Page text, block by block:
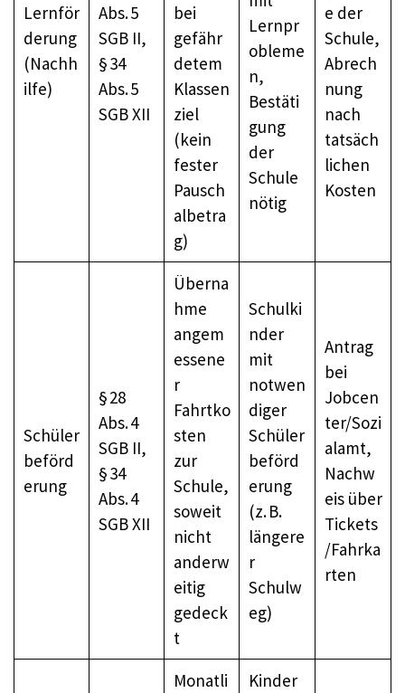
Lernför
derung
(Nachh
ilfe)
Abs. 5
SGB II,
§ 34
Abs. 5
SGB XII
bei
gefähr
detem
Klassen
ziel
(kein
fester
Pausch
albetra
g)
Lernpr
obleme
n,
Bestäti
gung
der
Schule
nötig
e der
Schule,
Abrech
nung
nach
tatsäch
lichen
Kosten
Schüler
beförd
erung
§ 28
Abs. 4
SGB II,
§ 34
Abs. 4
SGB XII
Überna
hme
angem
essene
r
Fahrtko
sten
zur
Schule,
soweit
nicht
anderw
eitig
gedeck
t
Schulki
nder
mit
notwen
diger
Schüler
beförd
erung
(z. B.
längere
r
Schulw
eg)
Antrag
bei
Jobcen
ter/Sozi
alamt,
Nachw
eis über
Tickets
/Fahrka
rten
Monatli
Kinder